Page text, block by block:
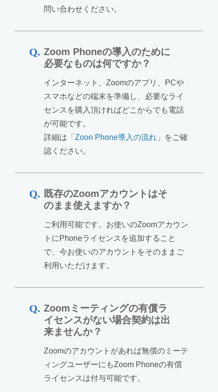
問い合わせください。
Zoom Phoneの導入のために
必要なものは何ですか？
インターネット、Zoomのアプリ、PCや
スマホなどの端末を準備し、必要なライ
センスを購入頂ければどこからでも電話
が可能です。
詳細は「 Zoon Phone導入の流れ 」をご確
認ください。
既存のZoomアカウントはそ
のまま使えますか？
ご利用可能です。お使いのZoomアカウン
トにPhoneライセンスを追加すること
で、今お使いのアカウントをそのままご
利用いただけます。
Zoomミーティングの有償ラ
イセンスがない場合契約は出
来ませんか？
Zoomのアカウントがあれば無償のミーテ
ィングユーザーにもZoom Phoneの有償
ライセンスは付与可能です。